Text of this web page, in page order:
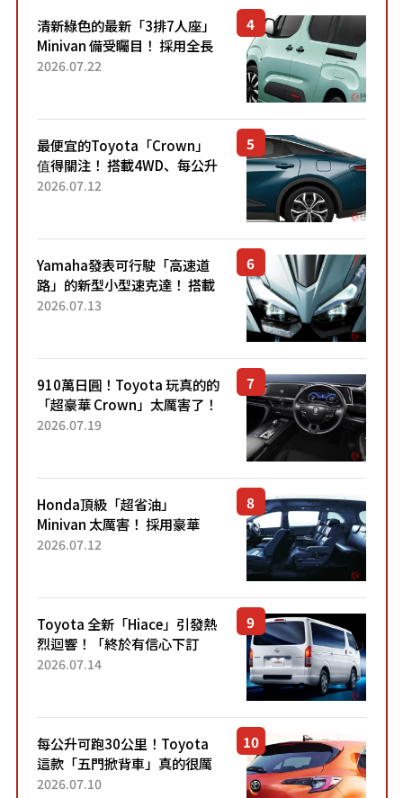
清新綠色的最新「3排7人座」
Minivan 備受矚目！ 採用全長
4.7公尺剛剛好的車身尺寸與
2026.07.22
最便宜的Toyota「Crown」
值得關注！ 搭載4WD、每公升
22.4公里低油耗表現超亮眼！
2026.07.12
Yamaha發表可行駛「高速道
路」的新型小型速克達！ 搭載
能享受超強勁「渦輪感」的動
2026.07.13
910萬日圓！Toyota 玩真的的
「超豪華 Crown」太厲害了！
採用由「匠人技藝」打造的
2026.07.19
Honda頂級「超省油」
Minivan 太厲害！ 採用豪華
「真皮座椅」與專屬「黑色內
「三...
2026.07.12
Toyota 全新「Hiace」引發熱
烈迴響！「終於有信心下訂
了！」「哪個等級交車最
車？...
2026.07.14
每公升可跑30公里！Toyota
這款「五門掀背車」真的很厲
害！ 擁有全長4.3公尺的「剛剛
2026.07.10